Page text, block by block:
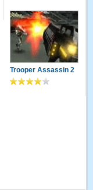
Trooper Assassin 2